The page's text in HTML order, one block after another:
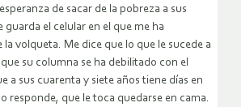
de sacar de la pobreza a sus
guarda el celular en el que me ha
volqueta. Me dice que lo que le sucede a
su columna se ha debilitado con el
a sus cuarenta y siete años tiene días en
responde, que le toca quedarse en cama.